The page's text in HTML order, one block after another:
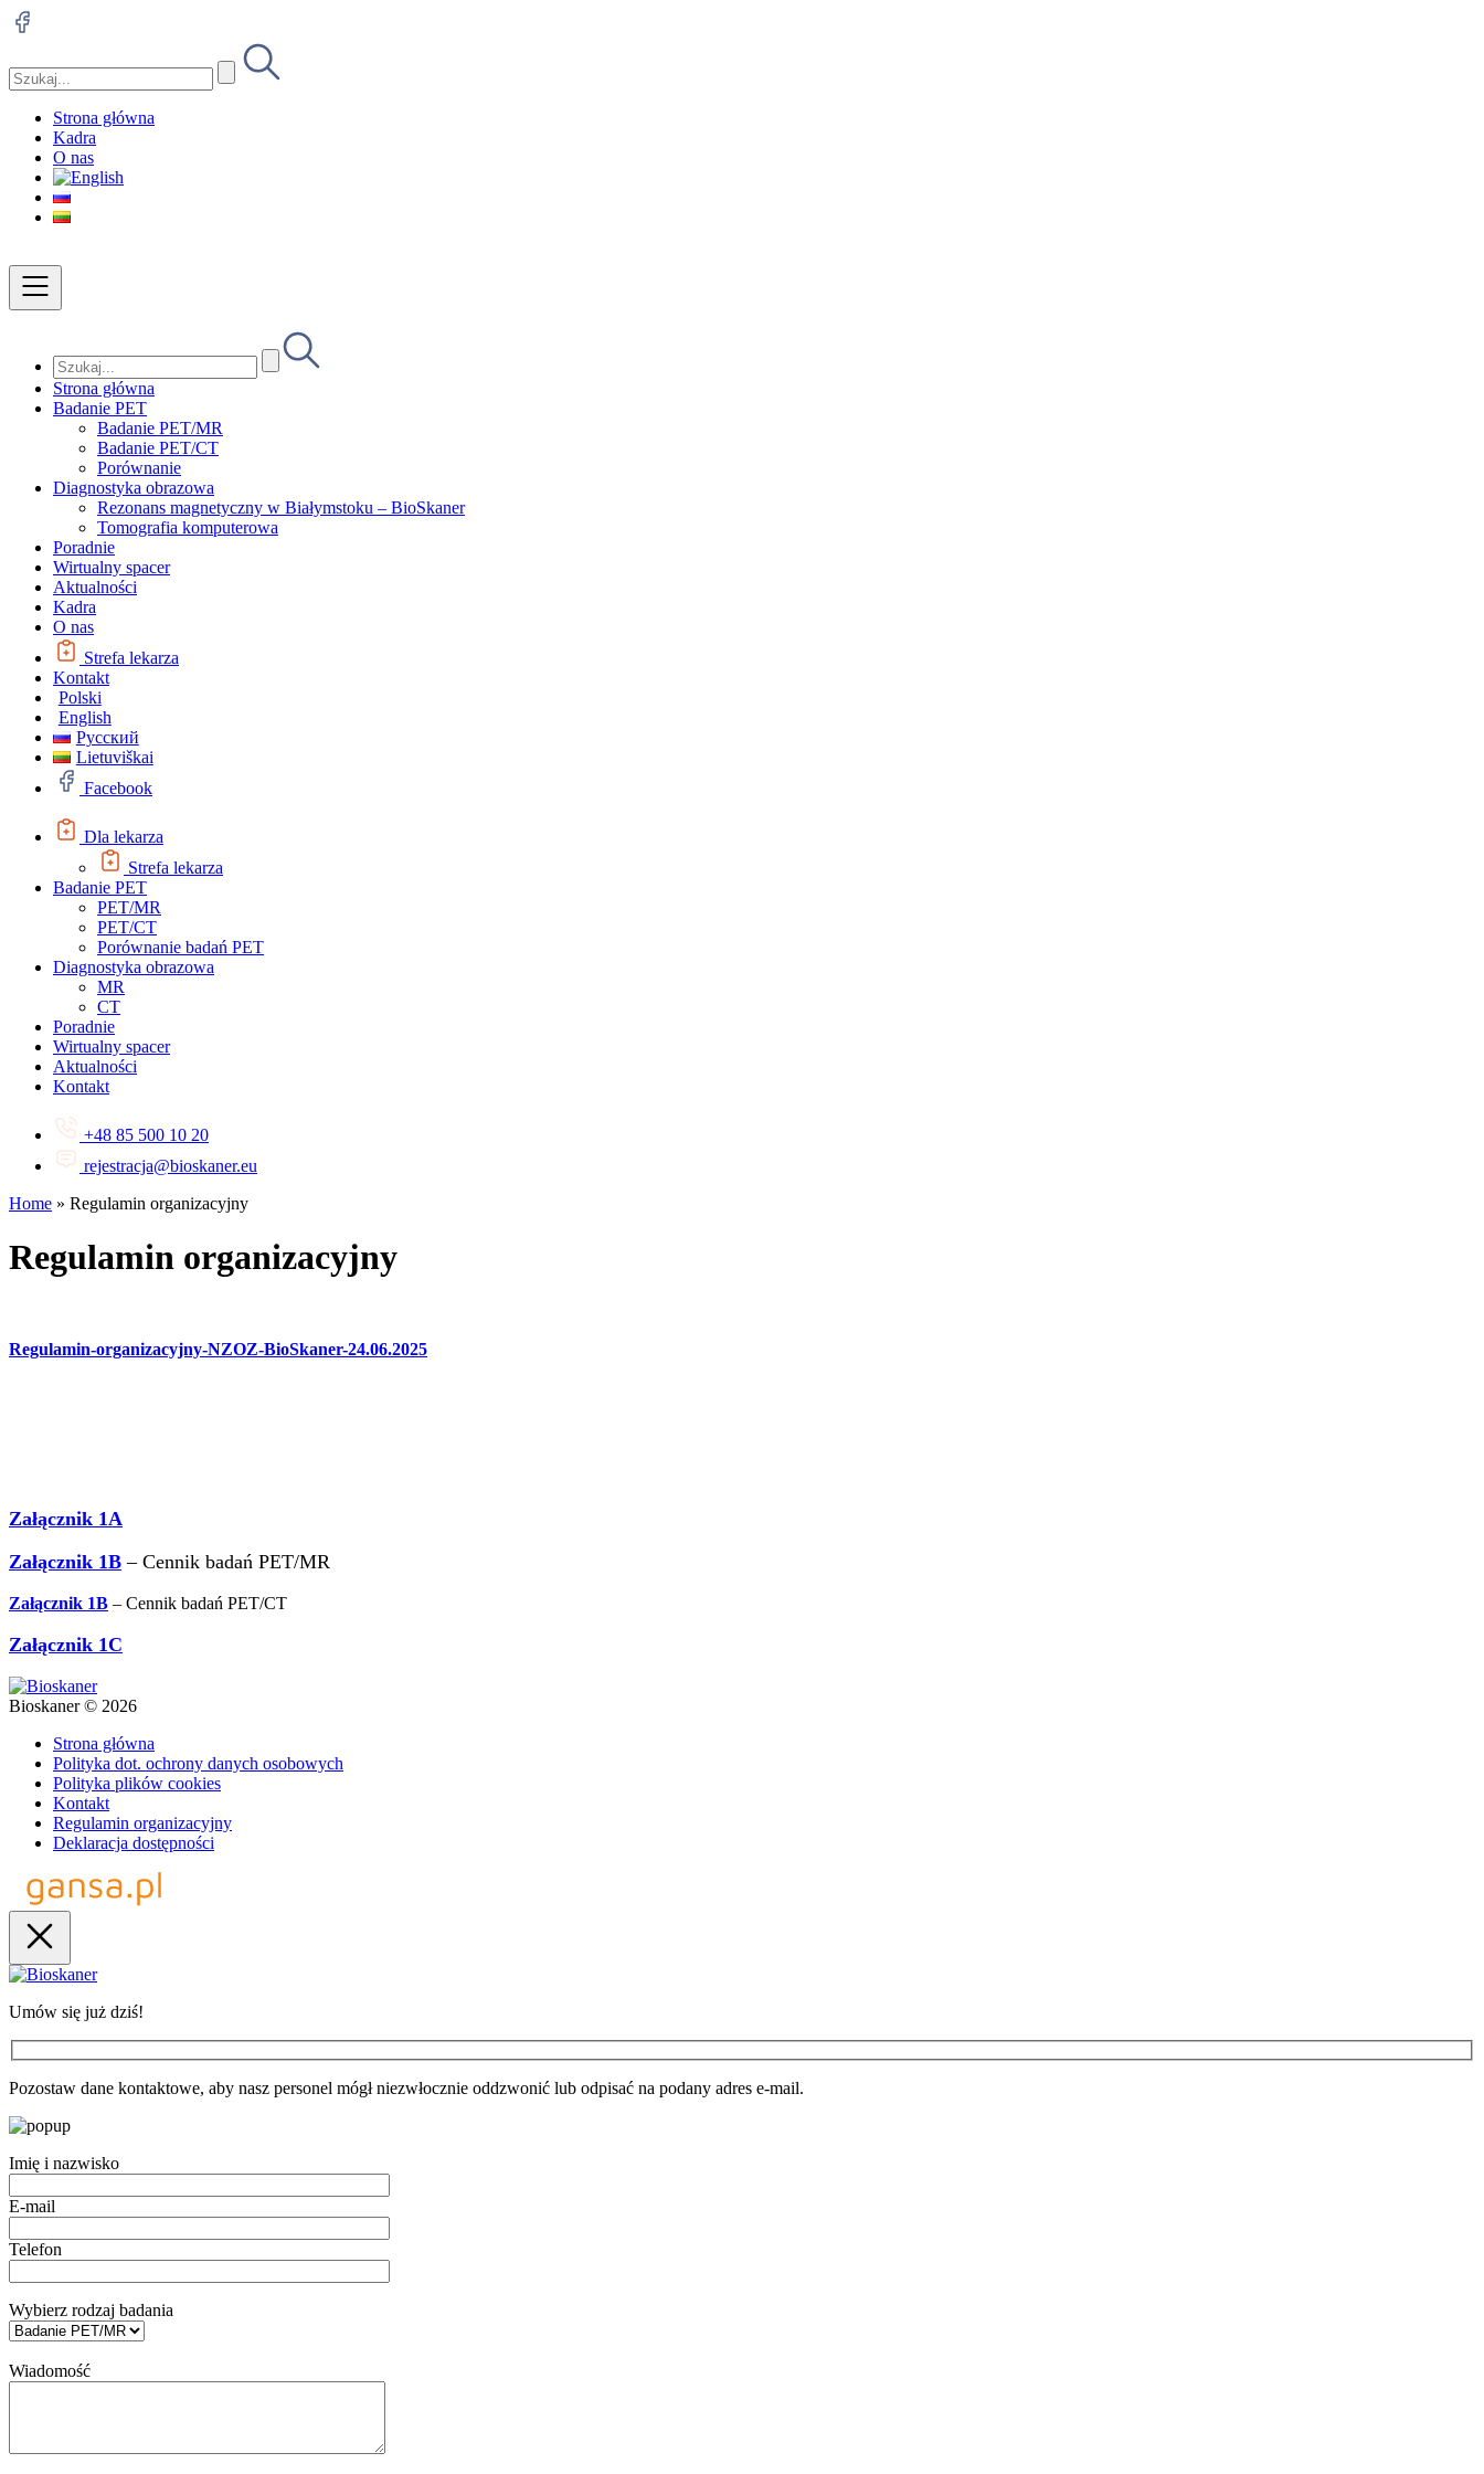
Strona główna
Kadra
O nas
Strona główna
Badanie PET
Badanie PET/MR
Badanie PET/CT
Porównanie
Diagnostyka obrazowa
Rezonans magnetyczny w Białymstoku – BioSkaner
Tomografia komputerowa
Poradnie
Wirtualny spacer
Aktualności
Kadra
O nas
Strefa lekarza
Kontakt
Polski
English
Русский
Lietuviškai
Facebook
Dla lekarza
Strefa lekarza
Badanie PET
PET/MR
PET/CT
Porównanie badań PET
Diagnostyka obrazowa
MR
CT
Poradnie
Wirtualny spacer
Aktualności
Kontakt
+48 85 500 10 20
rejestracja@bioskaner.eu
Home » Regulamin organizacyjny
Regulamin organizacyjny
Regulamin-organizacyjny-NZOZ-BioSkaner-24.06.2025
Załącznik 1A
Załącznik 1B – Cennik badań PET/MR
Załącznik 1B – Cennik badań PET/CT
Załącznik 1C
Bioskaner © 2026
Strona główna
Polityka dot. ochrony danych osobowych
Polityka plików cookies
Kontakt
Regulamin organizacyjny
Deklaracja dostępności
Umów się już dziś!
Pozostaw dane kontaktowe, aby nasz personel mógł niezwłocznie oddzwonić lub odpisać na podany adres e-mail.
Imię i nazwisko
E-mail
Telefon
Wybierz rodzaj badania
Wiadomość